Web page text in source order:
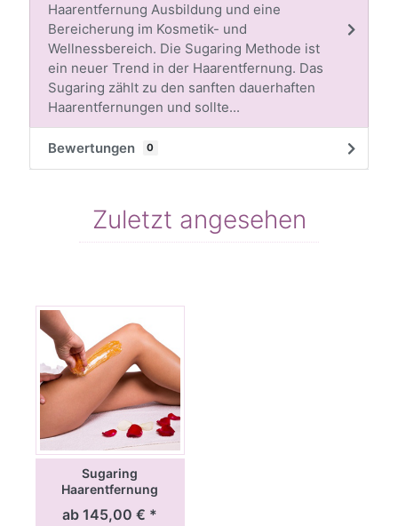
Haarentfernung Ausbildung und eine
Bereicherung im Kosmetik- und
Wellnessbereich. Die Sugaring Methode ist
ein neuer Trend in der Haarentfernung. Das
Sugaring zählt zu den sanften dauerhaften
Haarentfernungen und sollte...
Bewertungen 0
Zuletzt angesehen
Sugaring
Haarentfernung
ab 145,00 € *